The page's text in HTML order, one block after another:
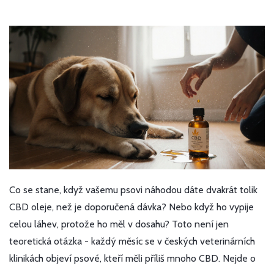
Co se stane, když vašemu psovi náhodou dáte dvakrát tolik
CBD oleje, než je doporučená dávka? Nebo když ho vypije
celou láhev, protože ho měl v dosahu? Toto není jen
teoretická otázka - každý měsíc se v českých veterinárních
klinikách objeví psové, kteří měli příliš mnoho CBD. Nejde o